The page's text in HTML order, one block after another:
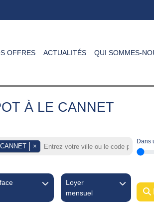
OFFRES ACTUALITÉS QUI SOMMES-
À LE CANNET
Loyer
mensuel
×
Dans